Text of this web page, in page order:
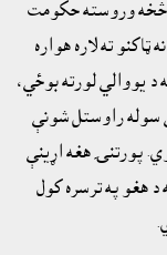
ترڅو د غبرګولي له ١ نېټې ١٣٩٨ کال څخه وروسته حکومت
ته لاره هواره
د يووالي لورته بوځي،
سوله راوستل شونې
پورتنۍ هغه اړينې
هغو په ترسره کول